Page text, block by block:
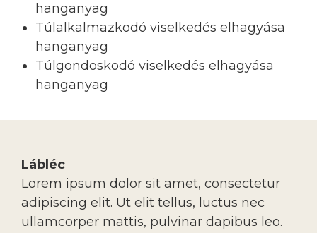
hanganyag
Túlalkalmazkodó viselkedés elhagyása
hanganyag
Túlgondoskodó viselkedés elhagyása
hanganyag
Lábléc
Lorem ipsum dolor sit amet, consectetur
adipiscing elit. Ut elit tellus, luctus nec
ullamcorper mattis, pulvinar dapibus leo.